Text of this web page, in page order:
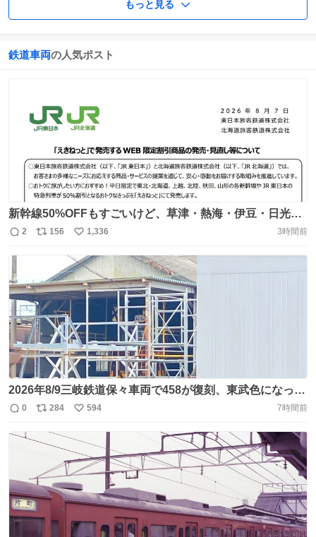
もっと見る
鉄道車両の人気ポスト
新幹線50%OFFもすごいけど、草津・熱海・伊豆・日光と
か人気温泉地への特急も半額なの最高だな…
返
信
数
2
リ
ト
数
156
い
ね
数
1,336 3時間前
2026年8/9三岐鉄道保々車両で458が復刻、東武色になって
いました https://t.co/IFx3xkUms3
返
0
リ
ス
数
284
い
ね
数
594 7時間前